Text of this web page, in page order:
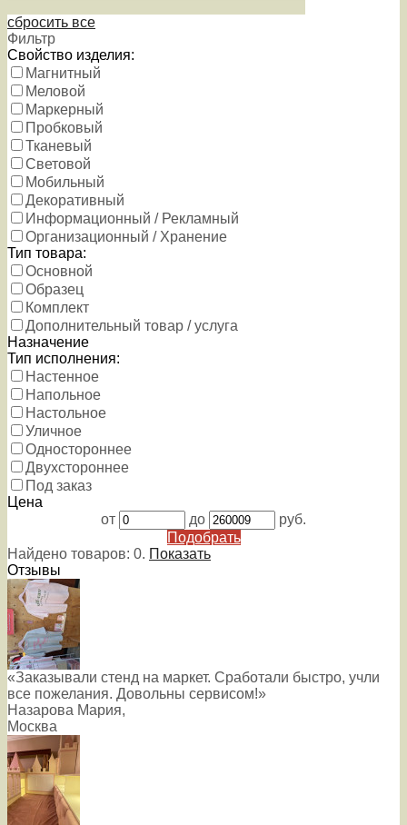
сбросить все
Фильтр
Свойство изделия:
Магнитный
Меловой
Маркерный
Пробковый
Тканевый
Световой
Мобильный
Декоративный
Информационный / Рекламный
Организационный / Хранение
Тип товара:
Основной
Образец
Комплект
Дополнительный товар / услуга
Назначение
Тип исполнения:
Настенное
Напольное
Настольное
Уличное
Одностороннее
Двухстороннее
Под заказ
Цена
от
до
руб.
Подобрать
Найдено товаров: 0. Показать
Отзывы
«Заказывали стенд на маркет. Сработали быстро, учли
все пожелания. Довольны сервисом!»
Назарова Мария,
Москва